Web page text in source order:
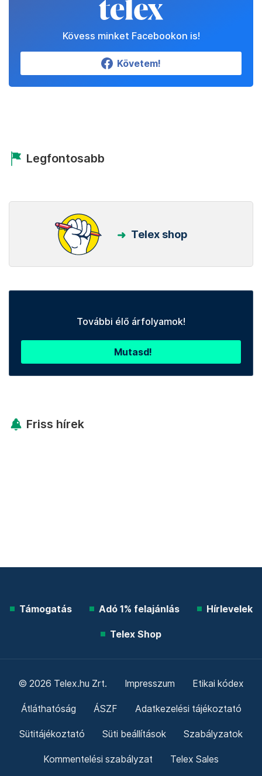
Kövess minket Facebookon is!
Követem!
Legfontosabb
Telex shop
További élő árfolyamok!
Mutasd!
Friss hírek
Támogatás Adó 1% felajánlás Hírlevelek
Telex Shop
© 2026 Telex.hu Zrt. Impresszum Etikai kódex
Átláthatóság ÁSZF Adatkezelési tájékoztató
Sütitájékoztató Süti beállítások Szabályzatok
Kommentelési szabályzat Telex Sales